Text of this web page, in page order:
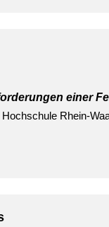
einer
Rhein-